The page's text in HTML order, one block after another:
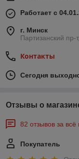
Работает с
г. Минск
Партизанский
Контакты
Сегодня
Отзывы о
82 отзывов за всё
Покупатель